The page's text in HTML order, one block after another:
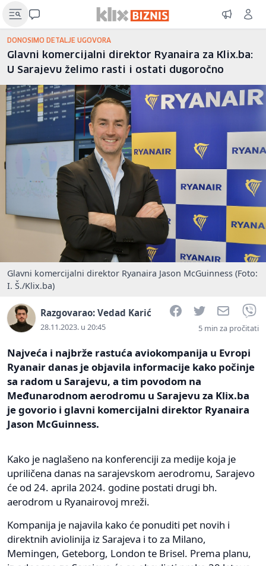
DONOSIMO DETALJE UGOVORA
Glavni komercijalni direktor Ryanaira za Klix.ba:
U Sarajevu želimo rasti i ostati dugoročno
Glavni komercijalni direktor Ryanaira Jason McGuinness (Foto:
I. Š./Klix.ba)
Razgovarao: Vedad Karić
28.11.2023. u 20:45
Facebook
Twitter Email
5 min za pročitati
Najveća i najbrže rastuća aviokompanija u Evropi
Ryanair danas je objavila informacije kako počinje
sa radom u Sarajevu, a tim povodom na
Međunarodnom aerodromu u Sarajevu za Klix.ba
je govorio i glavni komercijalni direktor Ryanaira
Jason McGuinness.
Kako je naglašeno na konferenciji za medije koja je
upriličena danas na sarajevskom aerodromu, Sarajevo
će od 24. aprila 2024. godine postati drugi bh.
aerodrom u Ryanairovoj mreži.
Kompanija je najavila kako će ponuditi pet novih i
direktnih aviolinija iz Sarajeva i to za Milano,
Memingen, Geteborg, London te Brisel. Prema planu,